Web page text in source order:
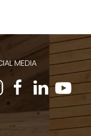
MEDIA